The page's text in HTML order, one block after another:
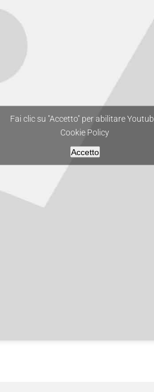
Fai clic su "Accetto" per abilitare
Cookie Policy
Accetto